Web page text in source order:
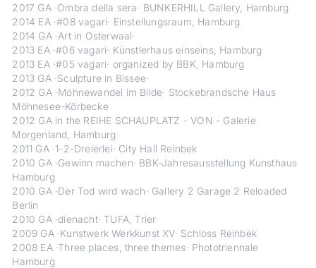
2017 GA ·Ombra della sera· BUNKERHILL Gallery, Hamburg
2014 EA ·#08 vagari· Einstellungsraum, Hamburg
2014 GA ·Art in Osterwaal·
2013 EA ·#06 vagari· Künstlerhaus einseins, Hamburg
2013 EA ·#05 vagari· organized by BBK, Hamburg
2013 GA ·Sculpture in Bissee·
2012 GA ·Möhnewandel im Bilde· Stockebrandsche Haus
Möhnesee-Körbecke
2012 GA in the REIHE SCHAUPLATZ - VON - Galerie
Morgenland, Hamburg
2011 GA ·1-2-Dreierlei· City Hall Reinbek
2010 GA ·Gewinn machen· BBK-Jahresausstellung Kunsthaus
Hamburg
2010 GA ·Der Tod wird wach· Gallery 2 Garage 2 Reloaded
Berlin
2010 GA ·dienacht· TUFA, Trier
2009 GA ·Kunstwerk Werkkunst XV· Schloss Reinbek
2008 EA ·Three places, three themes· Phototriennale
Hamburg